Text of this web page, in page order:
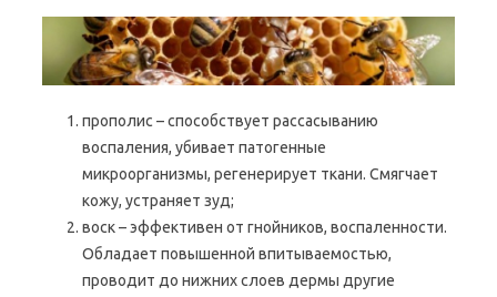
прополис – способствует рассасыванию
воспаления, убивает патогенные
микроорганизмы, регенерирует ткани. Смягчает
кожу, устраняет зуд;
воск – эффективен от гнойников, воспаленности.
Обладает повышенной впитываемостью,
проводит до нижних слоев дермы другие